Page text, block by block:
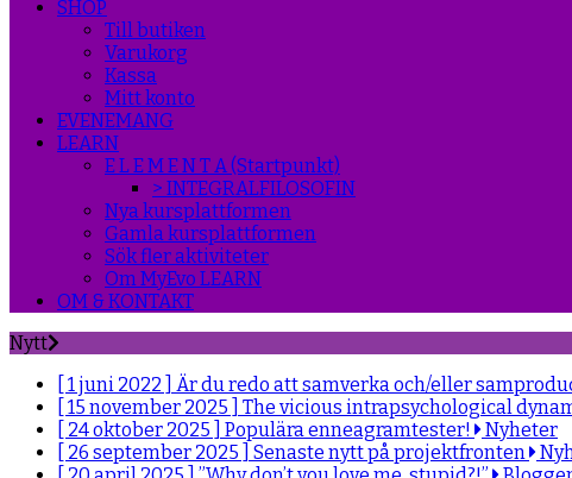
SHOP
Till butiken
Varukorg
Kassa
Mitt konto
EVENEMANG
LEARN
E L E M E N T A (Startpunkt)
> INTEGRALFILOSOFIN
Nya kursplattformen
Gamla kursplattformen
Sök fler aktiviteter
Om MyEvo LEARN
OM & KONTAKT
Nytt
[ 1 juni 2022 ] Är du redo att samverka och/eller
[ 15 november 2025 ] The vicious intrapsychological
[ 24 oktober 2025 ] Populära enneagramtester!
Nyheter
[ 26 september 2025 ] Senaste nytt på projektfronten